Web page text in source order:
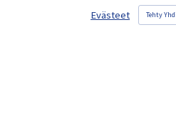
Evästeet Tehty